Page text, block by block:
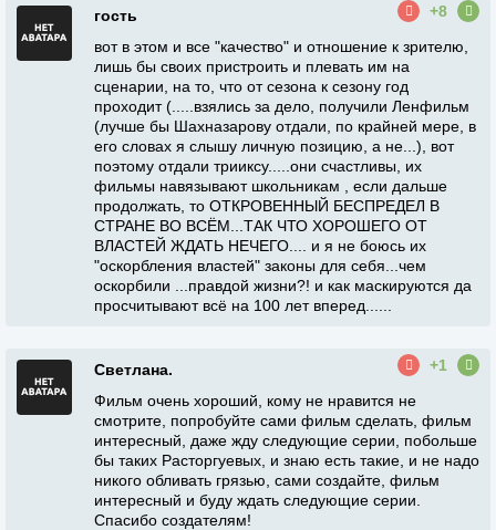
гость
+8
вот в этом и все "качество" и отношение к зрителю,
лишь бы своих пристроить и плевать им на
сценарии, на то, что от сезона к сезону год
проходит (.....взялись за дело, получили Ленфильм
(лучше бы Шахназарову отдали, по крайней мере, в
его словах я слышу личную позицию, а не...), вот
поэтому отдали трииксу.....они счастливы, их
фильмы навязывают школьникам , если дальше
продолжать, то ОТКРОВЕННЫЙ БЕСПРЕДЕЛ В
СТРАНЕ ВО ВСЁМ...ТАК ЧТО ХОРОШЕГО ОТ
ВЛАСТЕЙ ЖДАТЬ НЕЧЕГО.... и я не боюсь их
"оскорбления властей" законы для себя...чем
оскорбили ...правдой жизни?! и как маскируются да
просчитывают всё на 100 лет вперед......
Светлана.
+1
Фильм очень хороший, кому не нравится не
смотрите, попробуйте сами фильм сделать, фильм
интересный, даже жду следующие серии, побольше
бы таких Расторгуевых, и знаю есть такие, и не надо
никого обливать грязью, сами создайте, фильм
интересный и буду ждать следующие серии.
Спасибо создателям!